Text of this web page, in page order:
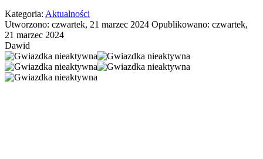
Kategoria: Aktualności
Utworzono: czwartek, 21 marzec 2024 Opublikowano: czwartek,
21 marzec 2024
Dawid